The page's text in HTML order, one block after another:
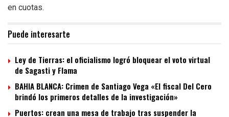
en cuotas.
Puede interesarte
Ley de Tierras: el oficialismo logró bloquear el voto virtual
de Sagasti y Flama
BAHIA BLANCA: Crimen de Santiago Vega «El fiscal Del Cero
brindó los primeros detalles de la investigación»
Puertos: crean una mesa de trabajo tras suspender la